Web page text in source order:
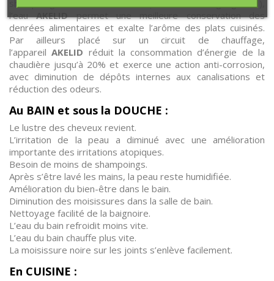
l’eauAKELIDpermet une meilleure conservation des
denrées alimentaires et exalte l’arôme des plats cuisinés.
Par ailleurs placé sur un circuit de chauffage,
l’appareilAKELID réduit la consommation d’énergie de la
chaudière jusqu’à 20% et exerce une action anti-corrosion,
avec diminution de dépôts internes aux canalisations et
réduction des odeurs.
Au BAIN et sous la DOUCHE :
Le lustre des cheveux revient.
L’irritation de la peau a diminué avec une amélioration
importante des irritations atopiques.
Besoin de moins de shampoings.
Après s’être lavé les mains, la peau reste humidifiée.
Amélioration du bien-être dans le bain.
Diminution des moisissures dans la salle de bain.
Nettoyage facilité de la baignoire.
L’eau du bain refroidit moins vite.
L’eau du bain chauffe plus vite.
La moisissure noire sur les joints s’enlève facilement.
En CUISINE :